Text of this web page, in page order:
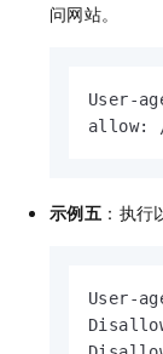
问网站。
User-
allow:
示例五 ：执
User-